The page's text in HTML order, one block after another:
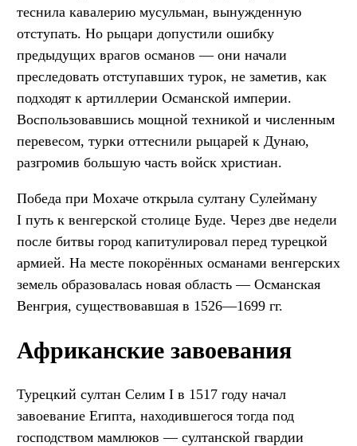
теснила кавалерию мусульман, вынужденную
отступать. Но рыцари допустили ошибку
предыдущих врагов османов — они начали
преследовать отступавших турок, не заметив, как
подходят к артиллерии Османской империи.
Воспользовавшись мощной техникой и численным
перевесом, турки оттеснили рыцарей к Дунаю,
разгромив большую часть войск христиан.
Победа при Мохаче открыла султану Сулейману
I путь к венгерской столице Буде. Через две недели
после битвы город капитулировал перед турецкой
армией. На месте покорённых османами венгерских
земель образовалась новая область — Османская
Венгрия, существовавшая в 1526—1699 гг.
Африканские завоевания
Турецкий султан Селим I в 1517 году начал
завоевание Египта, находившегося тогда под
господством мамлюков — султанской гвардии